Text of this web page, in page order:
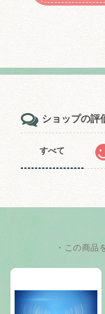
ショップの評
すべて
・この商品